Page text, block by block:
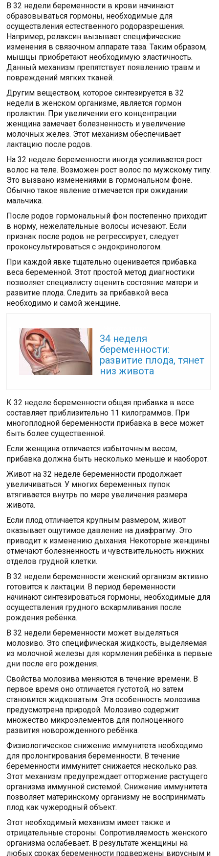
В 32 недели беременности в крови начинают
образовываться гормоны, необходимые для
осуществления естественного родоразрешения.
Например, релаксин вызывает специфические
изменения в связочном аппарате таза. Таким образом,
мышцы приобретают необходимую эластичность.
Данный механизм препятствует появлению травм и
повреждений мягких тканей.
Другим веществом, которое синтезируется в 32
недели в женском организме, является гормон
пролактин. При увеличении его концентрации
женщина замечает болезненность и увеличение
молочных желез. Этот механизм обеспечивает
лактацию после родов.
На 32 неделе беременности иногда усиливается рост
волос на теле. Возможен рост волос по мужскому типу.
Это вызвано изменениями в гормональном фоне.
Обычно такое явление отмечается при ожидании
мальчика.
После родов гормональный фон постепенно приходит
в норму, нежелательные волосы исчезают. Если
признак после родов не регрессирует, следует
проконсультироваться с эндокринологом.
При каждой явке тщательно оценивается прибавка
веса беременной. Этот простой метод диагностики
позволяет специалисту оценить состояние матери и
развитие плода. Следить за прибавкой веса
необходимо и самой женщине.
34 неделя
беременности:
развитие плода, тянет
низ живота
К 32 неделе беременности общая прибавка в весе
составляет приблизительно 11 килограммов. При
многоплодной беременности прибавка в весе может
быть более существенной.
Если женщина отличается избыточным весом,
прибавка должна быть несколько меньше и наоборот.
Живот на 32 неделе беременности продолжает
увеличиваться. У многих беременных пупок
втягивается внутрь по мере увеличения размера
живота.
Если плод отличается крупным размером, живот
оказывает ощутимое давление на диафрагму. Это
приводит к изменению дыхания. Некоторые женщины
отмечают болезненность и чувствительность нижних
отделов грудной клетки.
В 32 недели беременности женский организм активно
готовится к лактации. В период беременности
начинают синтезироваться гормоны, необходимые для
осуществления грудного вскармливания после
рождения ребёнка.
В 32 недели беременности может выделяться
молозиво. Это специфическая жидкость, выделяемая
из молочной железы для кормления ребёнка в первые
дни после его рождения.
Свойства молозива меняются в течение времени. В
первое время оно отличается густотой, но затем
становится жидковатым. Эта особенность молозива
предусмотрена природой. Молозиво содержит
множество микроэлементов для полноценного
развития новорожденного ребёнка.
Физиологическое снижение иммунитета необходимо
для пролонгирования беременности. В течение
беременности иммунитет снижается несколько раз.
Этот механизм предупреждает отторжение растущего
организма иммунной системой. Снижение иммунитета
позволяет материнскому организму не воспринимать
плод как чужеродный объект.
Этот необходимый механизм имеет также и
отрицательные стороны. Сопротивляемость женского
организма ослабевает. В результате женщины на
любых сроках беременности подвержены вирусным и